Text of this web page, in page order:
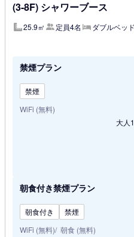
(3-8F) シャワーブース
25.9㎡ 定員4名 ダブルベッ
禁煙プラン
禁煙
WiFi (無料)
大人
朝食付き禁煙プラン
朝食付き
禁煙
WiFi (無料) 朝食 (無料)